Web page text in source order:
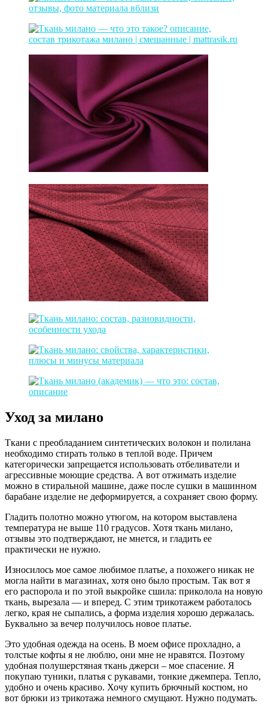
Уход за милано
Ткани с преобладанием синтетических волокон и полилана
необходимо стирать только в теплой воде. Причем
категорически запрещается использовать отбеливатели и
агрессивные моющие средства. А вот отжимать изделие
можно в стиральной машине, даже после сушки в машинном
барабане изделие не деформируется, а сохраняет свою форму.
Гладить полотно можно утюгом, на котором выставлена
температура не выше 110 градусов. Хотя ткань милано,
отзывы это подтверждают, не мнется, и гладить ее
практически не нужно.
Износилось мое самое любимое платье, а похожего никак не
могла найти в магазинах, хотя оно было простым. Так вот я
его распорола и по этой выкройке сшила: приколола на новую
ткань, вырезала — и вперед. С этим трикотажем работалось
легко, края не сыпались, а форма изделия хорошо держалась.
Буквально за вечер получилось новое платье.
Это удобная одежда на осень. В моем офисе прохладно, а
толстые кофты я не люблю, они мне не нравятся. Поэтому
удобная полушерстяная ткань джерси – мое спасение. Я
покупаю туники, платья с рукавами, тонкие джемпера. Тепло,
удобно и очень красиво. Хочу купить брючный костюм, но
вот брюки из трикотажа немного смущают. Нужно подумать.